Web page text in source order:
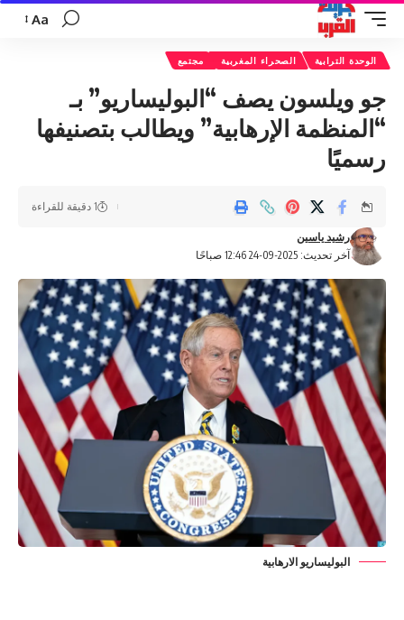
تغيير
Aa
الوحدة الترابية الصحراء المغربية مجتمع
جو ويلسون يصف “البوليساريو” بـ
“المنظمة الإرهابية” ويطالب بتصنيفها
رسميًا
آخر تحديث: 2025-09-24 12:46 صباحًا
رشيد ياسين
1 دقيقة للقراءة
البوليساريو الارهابية